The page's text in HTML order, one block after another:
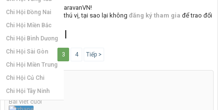
Chi Hội Đồng Nai
Chi Hội Miền Bắc
Chi Hội Bình Dương
Chi Hội Sài Gòn
Chi Hội Miền Trung
Chi Hội Củ Chi
Chi Hội Tây Ninh
Chào mừng đến với CaravanVN!
Nếu bạn thấy nơi đây thú vị, tại sao lại không đăng ký tham gia để trao đổi
cùng mọi người. :)
MITSUBISHI
< Trước 1 3 4 Tiếp >
Sort by:
Trả lời ↓ Đọc
Bài viết cuối